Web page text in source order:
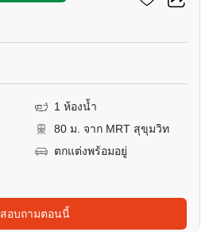
1 ห้องน้ำ
80 ม. จาก MRT สุขุมวิท
ตกแต่งพร้อมอยู่
สอบถามตอนนี้